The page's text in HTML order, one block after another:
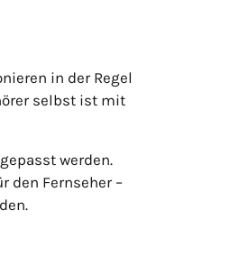
in der Regel
selbst ist mit
werden.
den Fernseher –